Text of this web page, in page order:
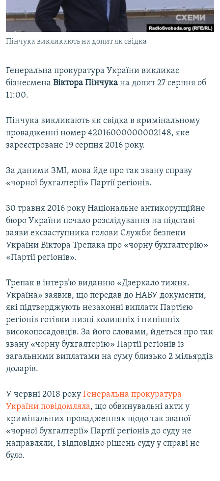
ВІДЕОУРОКИ «ELIFBE»
СВІДЧЕННЯ ОКУПАЦІЇ
УКРАЇНСЬКА ПРОБЛЕМА КРИМУ
Русский
Qırımtatar
Пінчука викликають на допит як свідка
Генеральна прокуратура України викликає
бізнесмена Віктора Пінчука на допит 27 серпня об
11:00.
Пінчука викликають як свідка в кримінальному
провадженні номер 42016000000002148, яке
зареєстроване 19 серпня 2016 року.
За даними ЗМІ, мова йде про так звану справу
«чорної бухгалтерії» Партії регіонів.
30 травня 2016 року Національне антикорупційне
бюро України почало розслідування на підставі
заяви ексзаступника голови Служби безпеки
України Віктора Трепака про «чорну бухгалтерію»
«Партії регіонів».
Трепак в інтерв’ю виданню «Дзеркало тижня.
Україна» заявив, що передав до НАБУ документи,
які підтверджують незаконні виплати Партією
регіонів готівки низці колишніх і нинішніх
високопосадовців. За його словами, йдеться про так
звану «чорну бухгалтерію» Партії регіонів із
загальними виплатами на суму близько 2 мільярдів
доларів.
У червні 2018 року Генеральна прокуратура
України повідомляла, що обвинувальні акти у
кримінальних провадженнях щодо так званої
«чорної бухгалтерії» Партії регіонів до суду не
направляли, і відповідно рішень суду у справі не
було.